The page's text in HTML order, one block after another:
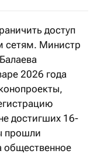
доступ
сетям. Министр
2026 года
достигших 16-
прошли
общественное